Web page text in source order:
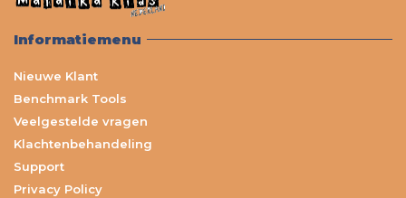
Informatiemenu
Nieuwe Klant
Benchmark Tools
Veelgestelde vragen
Klachtenbehandeling
Support
Privacy Policy